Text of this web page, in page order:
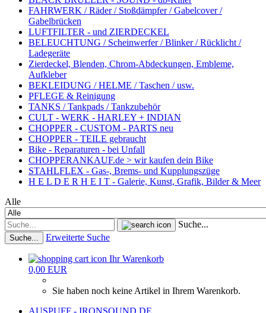
FAHRWERK / Räder / Stoßdämpfer / Gabelcover /
Gabelbrücken
LUFTFILTER - und ZIERDECKEL
BELEUCHTUNG / Scheinwerfer / Blinker / Rücklicht /
Ladegeräte
Zierdeckel, Blenden, Chrom-Abdeckungen, Embleme,
Aufkleber
BEKLEIDUNG / HELME / Taschen / usw.
PFLEGE & Reinigung
TANKS / Tankpads / Tankzubehör
CULT - WERK - HARLEY + INDIAN
CHOPPER - CUSTOM - PARTS neu
CHOPPER - TEILE gebraucht
Bike - Reparaturen - bei Unfall
CHOPPERANKAUF.de > wir kaufen dein Bike
STAHLFLEX - Gas-, Brems- und Kupplungszüge
H E L D E R H E I T - Galerie, Kunst, Grafik, Bilder & Meer
Alle
Suche...
Suche... Erweiterte Suche
Ihr Warenkorb
0,00 EUR
Sie haben noch keine Artikel in Ihrem Warenkorb.
AUSPUFF - IRONSOUND.DE